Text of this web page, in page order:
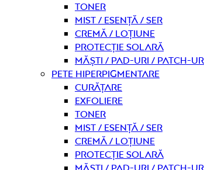
Toner
Mist / Esență / Ser
Cremă / Loțiune
Protecție solară
Măști / Pad-uri / Patch-
Pete hiperpigmentare
curățare
Exfoliere
Toner
Mist / Esență / Ser
Cremă / Loțiune
Protecție solară
Măști / Pad-uri / Patch-